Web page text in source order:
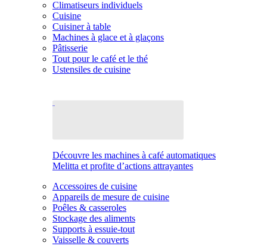
Climatiseurs individuels
Cuisine
Cuisiner à table
Machines à glace et à glaçons
Pâtisserie
Tout pour le café et le thé
Ustensiles de cuisine
Découvre les machines à café automatiques
Melitta et profite d’actions attrayantes
Accessoires de cuisine
Appareils de mesure de cuisine
Poêles & casseroles
Stockage des aliments
Supports à essuie-tout
Vaisselle & couverts